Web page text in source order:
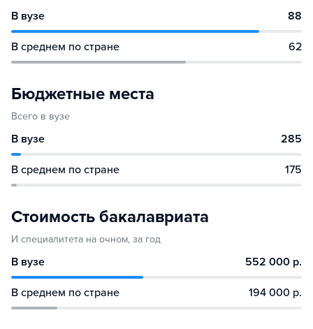
В вузе 88
В среднем по стране 62
Бюджетные места
Всего в вузе
В вузе 285
В среднем по стране 175
Стоимость бакалавриата
И специалитета на очном, за год
В вузе 552 000 р.
В среднем по стране 194 000 р.